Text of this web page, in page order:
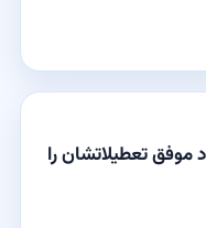
موفق تعطیلاتشان را